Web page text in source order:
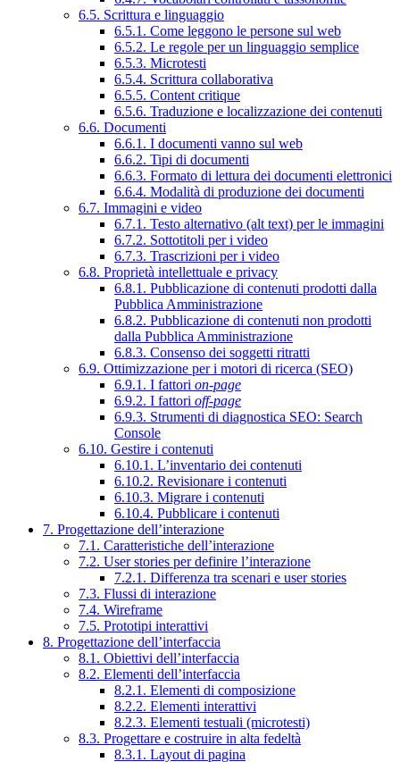
6.5. Scrittura e linguaggio
6.5.1. Come leggono le persone sul web
6.5.2. Le regole per un linguaggio semplice
6.5.3. Microtesti
6.5.4. Scrittura collaborativa
6.5.5. Content critique
6.5.6. Traduzione e localizzazione dei contenuti
6.6. Documenti
6.6.1. I documenti vanno sul web
6.6.2. Tipi di documenti
6.6.3. Formato di lettura dei documenti elettronici
6.6.4. Modalità di produzione dei documenti
6.7. Immagini e video
6.7.1. Testo alternativo (alt text) per le immagini
6.7.2. Sottotitoli per i video
6.7.3. Trascrizioni per i video
6.8. Proprietà intellettuale e privacy
6.8.1. Pubblicazione di contenuti prodotti dalla
Pubblica Amministrazione
6.8.2. Pubblicazione di contenuti non prodotti
dalla Pubblica Amministrazione
6.8.3. Consenso dei soggetti ritratti
6.9. Ottimizzazione per i motori di ricerca (SEO)
6.9.1. I fattori on-page
6.9.2. I fattori off-page
6.9.3. Strumenti di diagnostica SEO: Search
Console
6.10. Gestire i contenuti
6.10.1. L’inventario dei contenuti
6.10.2. Revisionare i contenuti
6.10.3. Migrare i contenuti
6.10.4. Pubblicare i contenuti
7. Progettazione dell’interazione
7.1. Caratteristiche dell’interazione
7.2. User stories per definire l’interazione
7.2.1. Differenza tra scenari e user stories
7.3. Flussi di interazione
7.4. Wireframe
7.5. Prototipi interattivi
8. Progettazione dell’interfaccia
8.1. Obiettivi dell’interfaccia
8.2. Elementi dell’interfaccia
8.2.1. Elementi di composizione
8.2.2. Elementi interattivi
8.2.3. Elementi testuali (microtesti)
8.3. Progettare e costruire in alta fedeltà
8.3.1. Layout di pagina